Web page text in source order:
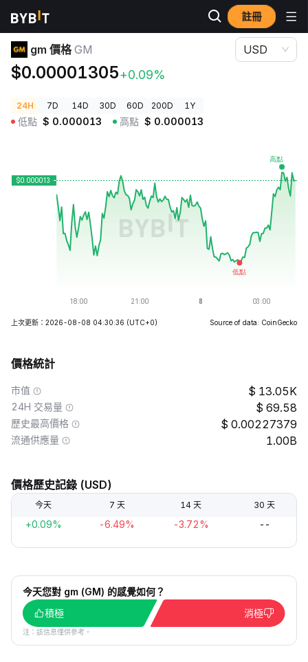
註冊
加密貨幣價格
gm 價格 GM
$0.00001305+0.09%
USD
24H 7D 14D 30D 60D 200D 1Y
低點 $ 0.000013 高點 $ 0.000013
上次更新：2026-08-08 04:30:36 (UTC+0) Source of data: CoinGecko
價格統計
市值 13.05K
24H 交易量 69.58
歷史最高價格 0.00227379
流通供應量 1.00B
價格歷史記錄 (USD)
今天 7 天 14 天 30 天
+0.09% -6.49% -3.72% --
今天您對 gm (GM) 的感覺如何？
積極
消極
注：該信息僅供參考。